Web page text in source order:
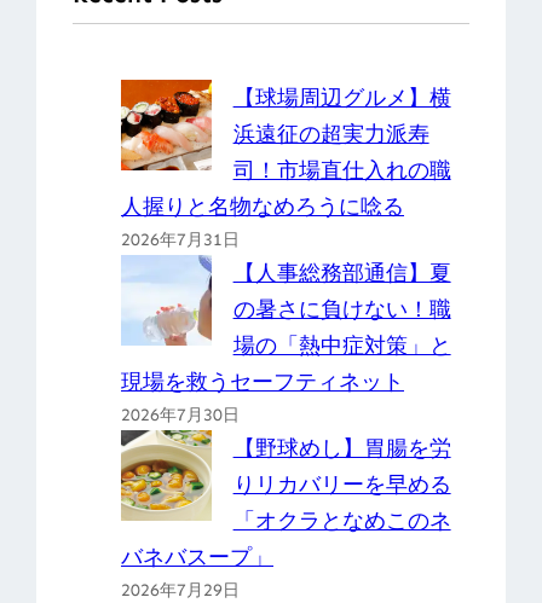
【球場周辺グルメ】横
浜遠征の超実力派寿
司！市場直仕入れの職
人握りと名物なめろうに唸る
2026年7月31日
【人事総務部通信】夏
の暑さに負けない！職
場の「熱中症対策」と
現場を救うセーフティネット
2026年7月30日
【野球めし】胃腸を労
りリカバリーを早める
「オクラとなめこのネ
バネバスープ」
2026年7月29日